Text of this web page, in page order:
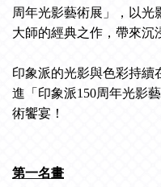
周年光影藝術展」，以光
大師的經典之作，帶來沉
印象派的光影與色彩持續
進「印象派150周年光影
術饗宴！
第一名畫